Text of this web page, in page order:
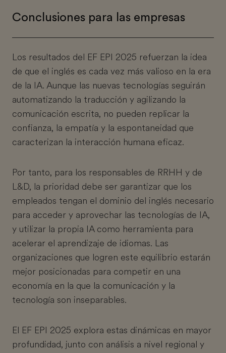
Conclusiones para las empresas
Los resultados del EF EPI 2025 refuerzan la idea
de que el inglés es cada vez más valioso en la era
de la IA. Aunque las nuevas tecnologías seguirán
automatizando la traducción y agilizando la
comunicación escrita, no pueden replicar la
confianza, la empatía y la espontaneidad que
caracterizan la interacción humana eficaz.
Por tanto, para los responsables de RRHH y de
L&D, la prioridad debe ser garantizar que los
empleados tengan el dominio del inglés necesario
para acceder y aprovechar las tecnologías de IA,
y utilizar la propia IA como herramienta para
acelerar el aprendizaje de idiomas. Las
organizaciones que logren este equilibrio estarán
mejor posicionadas para competir en una
economía en la que la comunicación y la
tecnología son inseparables.
El EF EPI 2025 explora estas dinámicas en mayor
profundidad, junto con análisis a nivel regional y